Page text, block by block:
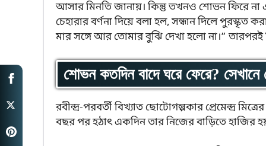
আসার মিনতি জানায়। কিন্তু তখনও শোভন ফিরে না
চেহারার বর্ণনা দিয়ে বলা হল, সন্ধান দিলে
মার সঙ্গে আর তোমার বুঝি দেখা হলো না।” তারপরই
শোভন কতদিন বাদে ঘরে ফেরে?
রবীন্দ্র-পরবর্তী বিখ্যাত ছোটোগল্পকার প্রেমেন্দ্র
বছর পর হঠাৎ একদিন তার নিজের বাড়িতে হাজির